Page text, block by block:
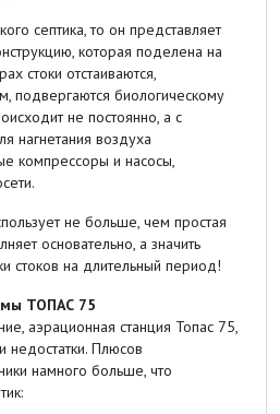
септика, то он представляет
которая поделена на
стоки отстаиваются,
подвергаются биологическому
не постоянно, а с
нагнетания воздуха
компрессоры и насосы,
не больше, чем простая
основательно, а значить
стоков на длительный период!
ТОПАС 75
аэрационная станция Топас 75,
недостатки. Плюсов
намного больше, что